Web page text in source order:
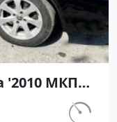
'2010 МКПП
по